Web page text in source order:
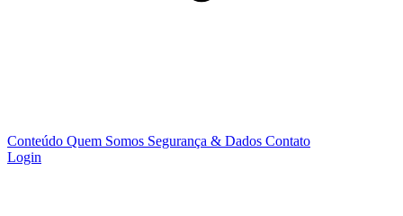
Conteúdo Quem Somos Segurança & Dados Contato
Login